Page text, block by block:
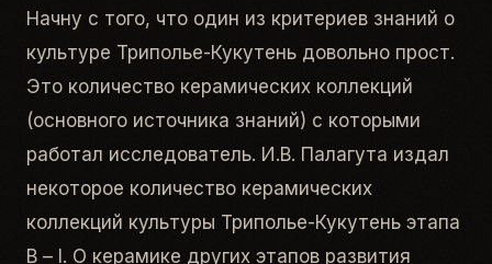
Начну с того, что один из критериев знаний о
культуре Триполье-Кукутень довольно прост.
Это количество керамических коллекций
(основного источника знаний) с которыми
работал исследователь. И.В. Палагута издал
некоторое количество керамических
коллекций культуры Триполье-Кукутень этапа
В – I. О керамике других этапов развития